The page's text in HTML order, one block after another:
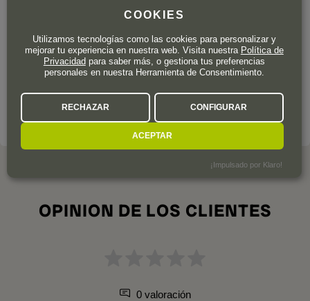
Superficie total de viñedo 900 ha.
González Byass es seguramente el grupo bodeguero español
más conocido en todo el mundo gracias a sus vinos de Jerez.
Su historia comenzó cuando D. Manuel María González Ángel
LA BODEGA A FONDO
OPINION DE LOS CLIENTES
0 valoración
COOKIES
Utilizamos tecnologías como las cookies para personalizar y
mejorar tu experiencia en nuestra web. Visita nuestra Política de
Privacidadpara saber más, o gestiona tus preferencias
personales en nuestra Herramienta de Consentimiento.
RECHAZAR CONFIGURAR
ACEPTAR
¡Impulsado por Klaro!